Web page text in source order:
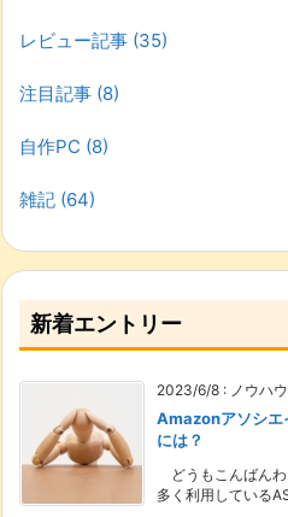
レビュー記事 (35)
注目記事 (8)
自作PC (8)
雑記 (64)
新着エントリー
2023/6/8 : ノウハウ
Amazonアソシエ
には？
どうもこんばん
多く利用している